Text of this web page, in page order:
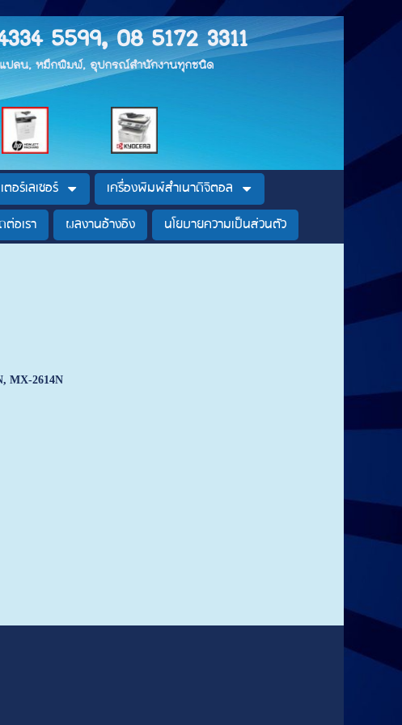
5599, 08 5172 3311
บแปลน, หมึกพิมพ์, อุปกรณ์สำนักงานทุกชนิด
อร์เลเซอร์
เครื่องพิมพ์สำเนาดิจิตอล
ต่อเรา ผลงานอ้างอิง นโยบายความเป็นส่วนตัว
MX-2614N